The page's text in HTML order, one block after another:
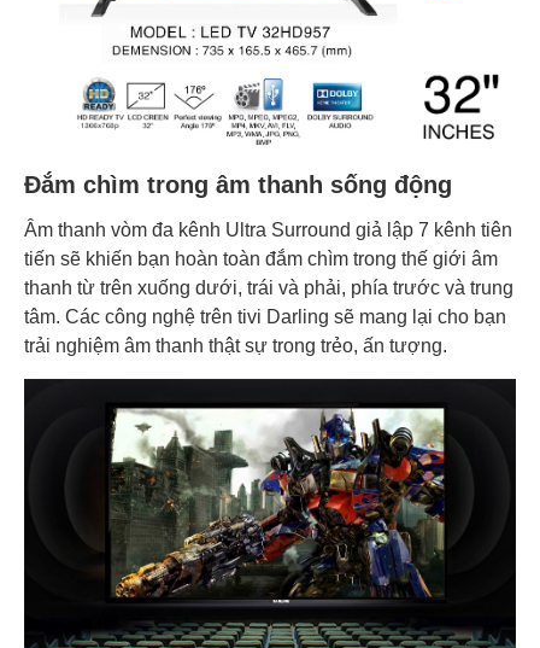
Đắm chìm trong âm thanh sống động
Âm thanh vòm đa kênh Ultra Surround giả lập 7 kênh tiên
tiến sẽ khiến bạn hoàn toàn đắm chìm trong thế giới âm
thanh từ trên xuống dưới, trái và phải, phía trước và trung
tâm. Các công nghệ trên tivi Darling sẽ mang lại cho bạn
trải nghiệm âm thanh thật sự trong trẻo, ấn tượng.